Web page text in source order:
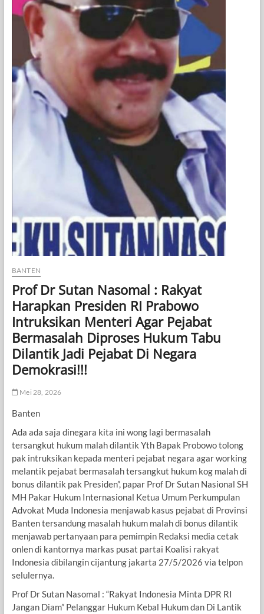
BANTEN
Prof Dr Sutan Nasomal : Rakyat
Harapkan Presiden RI Prabowo
Intruksikan Menteri Agar Pejabat
Bermasalah Diproses Hukum Tabu
Dilantik Jadi Pejabat Di Negara
Demokrasi!!!
Mei 28, 2026
Banten
Ada ada saja dinegara kita ini wong lagi bermasalah
tersangkut hukum malah dilantik Yth Bapak Probowo tolong
pak intruksikan kepada menteri pejabat negara agar working
melantik pejabat bermasalah tersangkut hukum kog malah di
bonus dilantik pak Presiden”, papar Prof Dr Sutan Nasional SH
MH Pakar Hukum Internasional Ketua Umum Perkumpulan
Advokat Muda Indonesia menjawab kasus pejabat di Provinsi
Banten tersandung masalah hukum malah di bonus dilantik
menjawab pertanyaan para pemimpin Redaksi media cetak
onlen di kantornya markas pusat partai Koalisi rakyat
Indonesia dibilangin cijantung jakarta 27/5/2026 via telpon
selulernya.
Prof Dr Sutan Nasomal : “Rakyat Indonesia Minta DPR RI
Jangan Diam” Pelanggar Hukum Kebal Hukum dan Di Lantik